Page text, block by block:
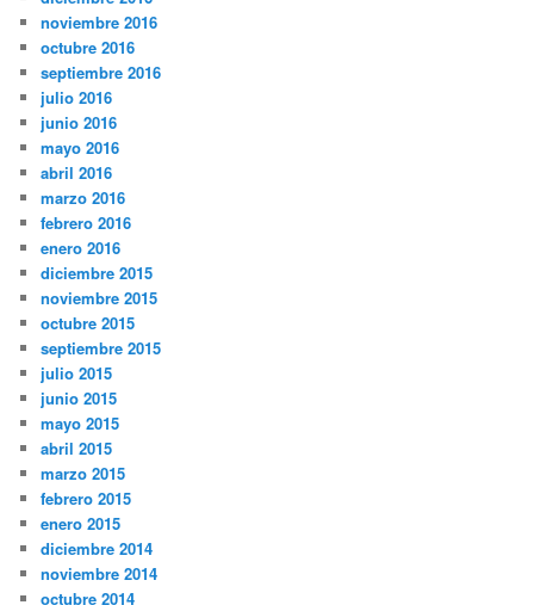
noviembre 2016
octubre 2016
septiembre 2016
julio 2016
junio 2016
mayo 2016
abril 2016
marzo 2016
febrero 2016
enero 2016
diciembre 2015
noviembre 2015
octubre 2015
septiembre 2015
julio 2015
junio 2015
mayo 2015
abril 2015
marzo 2015
febrero 2015
enero 2015
diciembre 2014
noviembre 2014
octubre 2014